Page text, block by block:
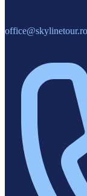
office@skylinetour.ro